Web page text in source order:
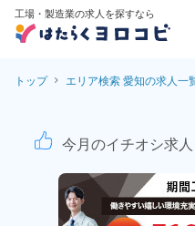
工場・製造業の求人を探すなら
トップ エリア検索 愛知の求人一
家庭用ガス
今月のイチオシ求人